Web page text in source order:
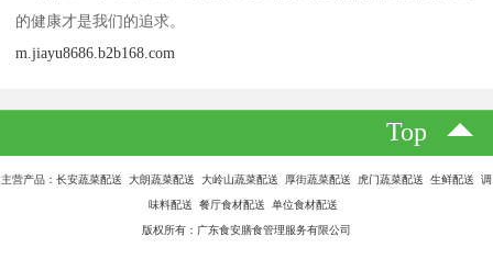
的健康才是我们的追求。
m.jiayu8686.b2b168.com
Top
主营产品：长安蔬菜配送 大朗蔬菜配送 大岭山蔬菜配送 厚街蔬菜配送 虎门蔬菜配送 生鲜配送 调
味料配送 餐厅食材配送 单位食材配送
版权所有：广东食安膳食管理服务有限公司